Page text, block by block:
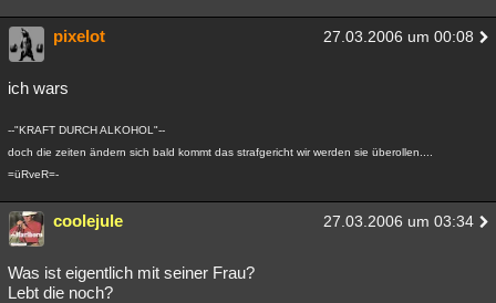
pixelot 27.03.2006 um 00:08
ich wars
--"KRAFT DURCH ALKOHOL"--
doch die zeiten ändern sich bald kommt das strafgericht wir werden sie überollen....
=üRveR=-
coolejule 27.03.2006 um 03:34
Was ist eigentlich mit seiner Frau?
Lebt die noch?